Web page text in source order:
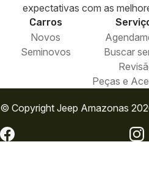
expectativas com as
Carros
Novos
Seminovos
Buscar
Peças e
© Copyright Jeep Amazonas